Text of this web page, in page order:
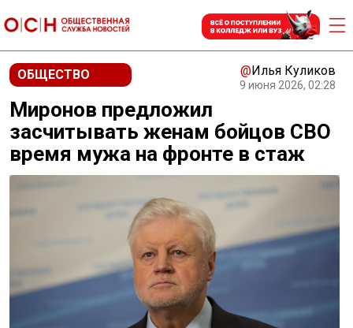
ОБЩЕСТВО @Илья Куликов
9 июня 2026, 02:28
Миронов предложил
засчитывать женам бойцов СВО
время мужа на фронте в стаж